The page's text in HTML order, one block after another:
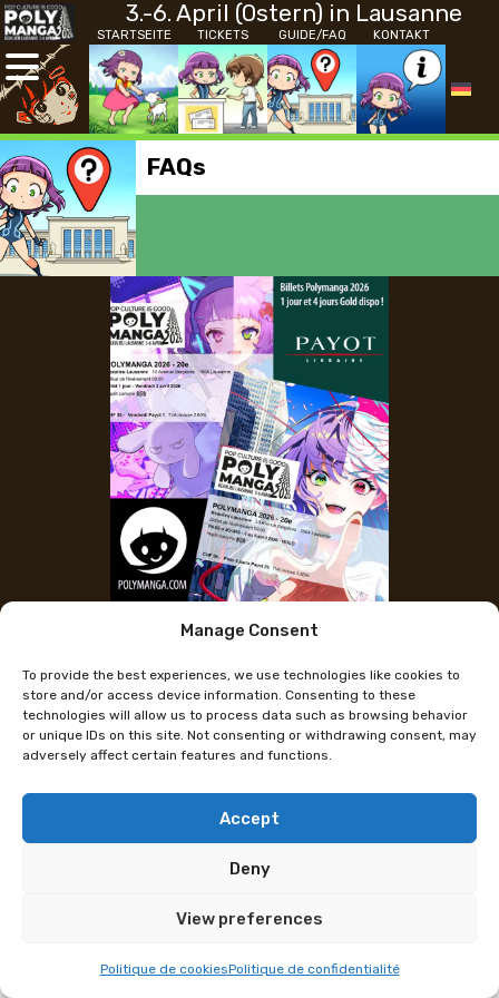
Manage Consent
To provide the best experiences, we use technologies like cookies to
store and/or access device information. Consenting to these
technologies will allow us to process data such as browsing behavior
or unique IDs on this site. Not consenting or withdrawing consent, may
adversely affect certain features and functions.
Accept
Deny
View preferences
Politique de cookiesPolitique de confidentialité
3.-6. April (Ostern) in Lausanne
STARTSEITE TICKETS GUIDE/FAQ KONTAKT
FAQs
verfügbar!
Die Tickets für 1 Tag und 4 Tage Gold für die
Polymanga 2026 (3.-6. April in Beaulieu Lausanne)
sind verfügbar! Die Tickets in physischer Form sind
ab Freitag, dem 30. Januar, in allen Payot-
Buchhandlungen mit einer Plastikhülle als Geschenk
polymanga.com/ticket